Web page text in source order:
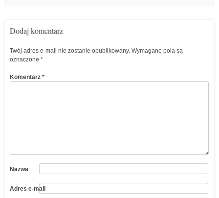
Dodaj komentarz
Twój adres e-mail nie zostanie opublikowany. Wymagane pola są
oznaczone *
Komentarz *
Nazwa
Adres e-mail